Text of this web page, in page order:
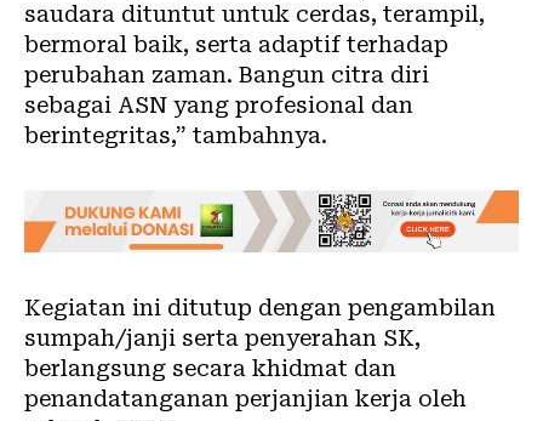
saudara dituntut untuk cerdas, terampil,
bermoral baik, serta adaptif terhadap
perubahan zaman. Bangun citra diri
sebagai ASN yang profesional dan
berintegritas,” tambahnya.
Kegiatan ini ditutup dengan pengambilan
sumpah/janji serta penyerahan SK,
berlangsung secara khidmat dan
penandatanganan perjanjian kerja oleh